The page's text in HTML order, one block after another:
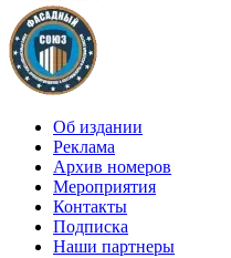
Об издании
Реклама
Архив номеров
Мероприятия
Контакты
Подписка
Наши партнеры